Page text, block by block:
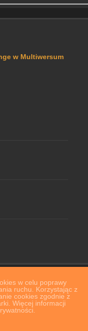
w celu poprawy
ruchu. Korzystając z
cookies zgodnie z
Więcej informacji
w Multiwersum